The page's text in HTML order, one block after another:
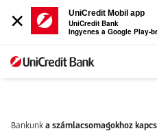
×
UniCredit Mobil app
UniCredit Bank
Ingyenes a Google Play-
SMS
díjak
Bankunk a számlacsomagokhoz